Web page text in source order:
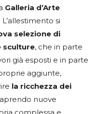
Galleria d’Arte
L’allestimento si
selezione di
sculture, che in parte
già esposti e in parte
aggiunte,
la ricchezza dei
aprendo nuove